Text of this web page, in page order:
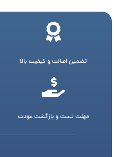
تضمین اصالت و کیفیت بالا
مهلت تست و بازگشت عودت